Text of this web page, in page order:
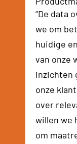
“De data
we om
huidige
van onze
inzichten
onze
over
willen we
om